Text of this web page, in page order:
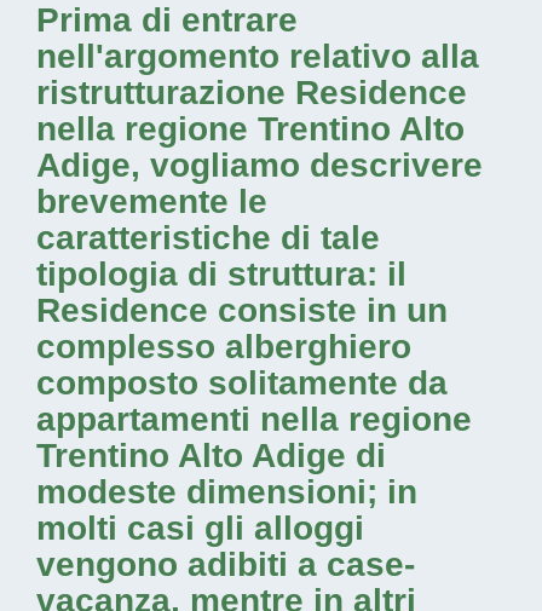
Prima di entrare
nell'argomento relativo alla
ristrutturazione Residence
nella regione Trentino Alto
Adige, vogliamo descrivere
brevemente le
caratteristiche di tale
tipologia di struttura: il
Residence consiste in un
complesso alberghiero
composto solitamente da
appartamenti nella regione
Trentino Alto Adige di
modeste dimensioni; in
molti casi gli alloggi
vengono adibiti a case-
vacanza, mentre in altri